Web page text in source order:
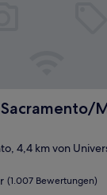
Midtown
4,4 km von
(1.007 Bewertungen)